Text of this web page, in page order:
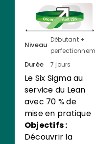
Niveau
Débutant +
Durée 7 jours
Le Six Sigma au
service du Lean
avec 70 % de
mise en pratique
Objectifs :
Découvrir la